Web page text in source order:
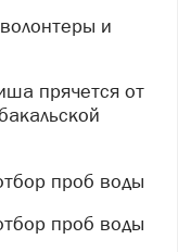
(суббота и
для
проб воды
проб воды